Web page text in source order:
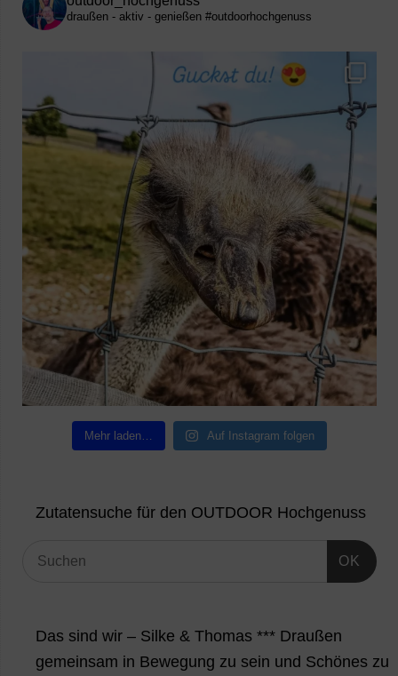
draußen - aktiv - genießen #outdoorhochgenuss
Mehr laden… Auf Instagram folgen
Zutatensuche für den OUTDOOR Hochgenuss
OK
Das sind wir – Silke & Thomas *** Draußen
gemeinsam in Bewegung zu sein und Schönes zu